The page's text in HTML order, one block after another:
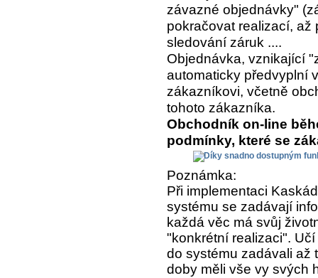
závazné objednávky"
pokračovat realizací, až
sledování záruk ....
Objednávka, vznikající
automaticky předvyplní
zákazníkovi, včetně
tohoto zákazníka.
Obchodník on-line
podmínky, které se
Poznámka:
Při implementaci
systému se zadávají
každá věc má svůj
"konkrétní realizaci".
do systému zadávali až
doby měli vše vy svých